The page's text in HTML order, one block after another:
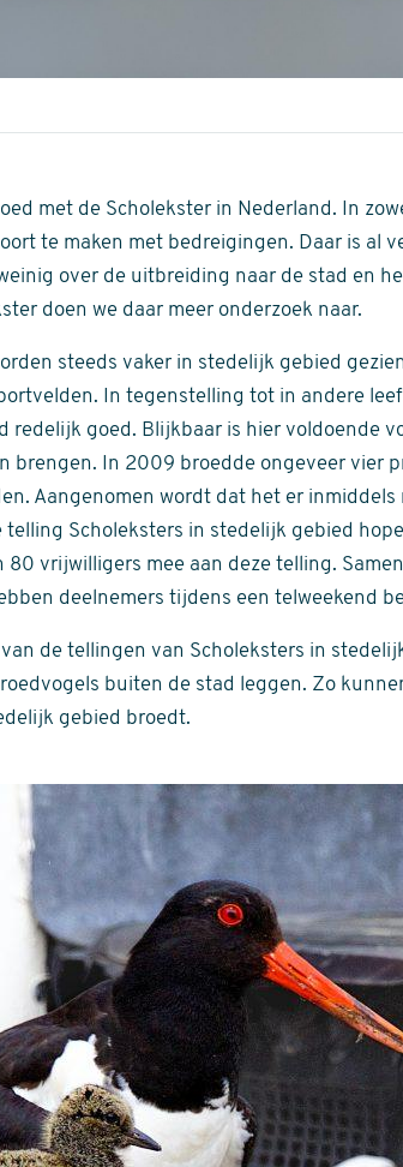
met de Scholekster in Nederland. In
te maken met bedreigingen. Daar is al
over de uitbreiding naar de stad en
doen we daar meer onderzoek naar.
steeds vaker in stedelijk gebied
In tegenstelling tot in andere
redelijk goed. Blijkbaar is hier voldoende
brengen. In 2009 broedde ongeveer vier
Aangenomen wordt dat het er
telling Scholeksters in stedelijk gebied
80 vrijwilligers mee aan deze telling.
deelnemers tijdens een telweekend
de tellingen van Scholeksters in
buiten de stad leggen. Zo
gebied broedt.